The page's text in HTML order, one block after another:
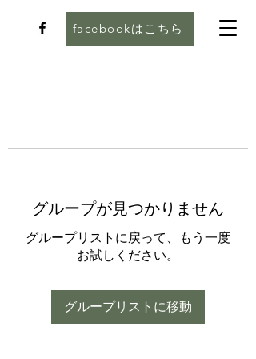
facebookはこちら
グループが見つかりません
グループリストに戻って、もう一度
お試しください。
グループリストに移動